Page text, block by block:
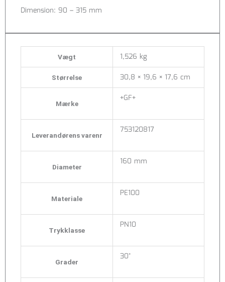
Dimension: 90 – 315 mm
Vægt 1,526 kg
Størrelse 30,8 × 19,6 × 17,6 cm
Mærke +GF+
Leverandørens varenr 753120817
Diameter 160 mm
Materiale PE100
Trykklasse PN10
Grader 30°